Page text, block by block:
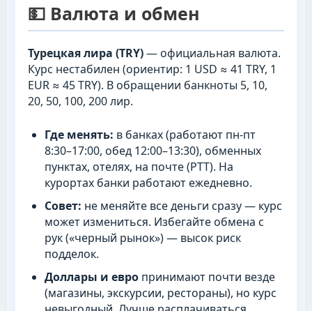
💵 Валюта и обмен
Турецкая лира (TRY)— официальная валюта.
Курс нестабилен (ориентир: 1 USD ≈ 41 TRY, 1
EUR ≈ 45 TRY). В обращении банкноты 5, 10,
20, 50, 100, 200 лир.
Где менять: в банках (работают пн-пт
8:30–17:00, обед 12:00–13:30), обменных
пунктах, отелях, на почте (PTT). На
курортах банки работают ежедневно.
Совет: не меняйте все деньги сразу — курс
может измениться. Избегайте обмена с
рук («черный рынок») — высок риск
подделок.
Доллары и евро принимают почти везде
(магазины, экскурсии, рестораны), но курс